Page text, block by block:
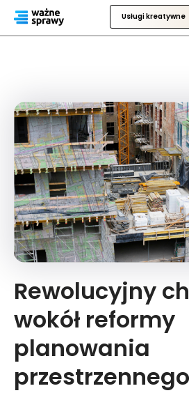
Usługi kreatywne
Rewolucyjny
wokół reformy
planowania
przestrzennego